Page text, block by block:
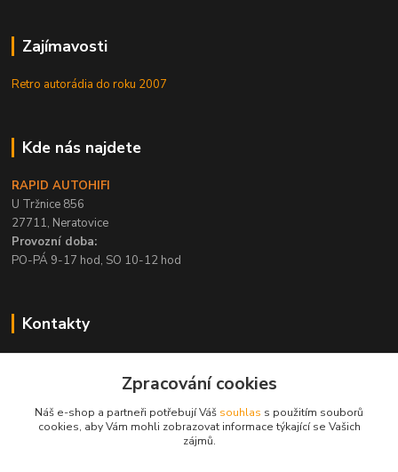
Zajímavosti
Retro autorádia do roku 2007
Kde nás najdete
RAPID AUTOHIFI
U Tržnice 856
27711, Neratovice
Provozní doba:
PO-PÁ 9-17 hod, SO 10-12 hod
Kontakty
PO-PÁ / 9-17 hod, SO 10-12 hod
info@rapid-autohifi.com
Zpracování cookies
Náš e-shop a partneři potřebují Váš souhlas s použitím souborů
cookies, aby Vám mohli zobrazovat informace týkající se Vašich
zájmů.